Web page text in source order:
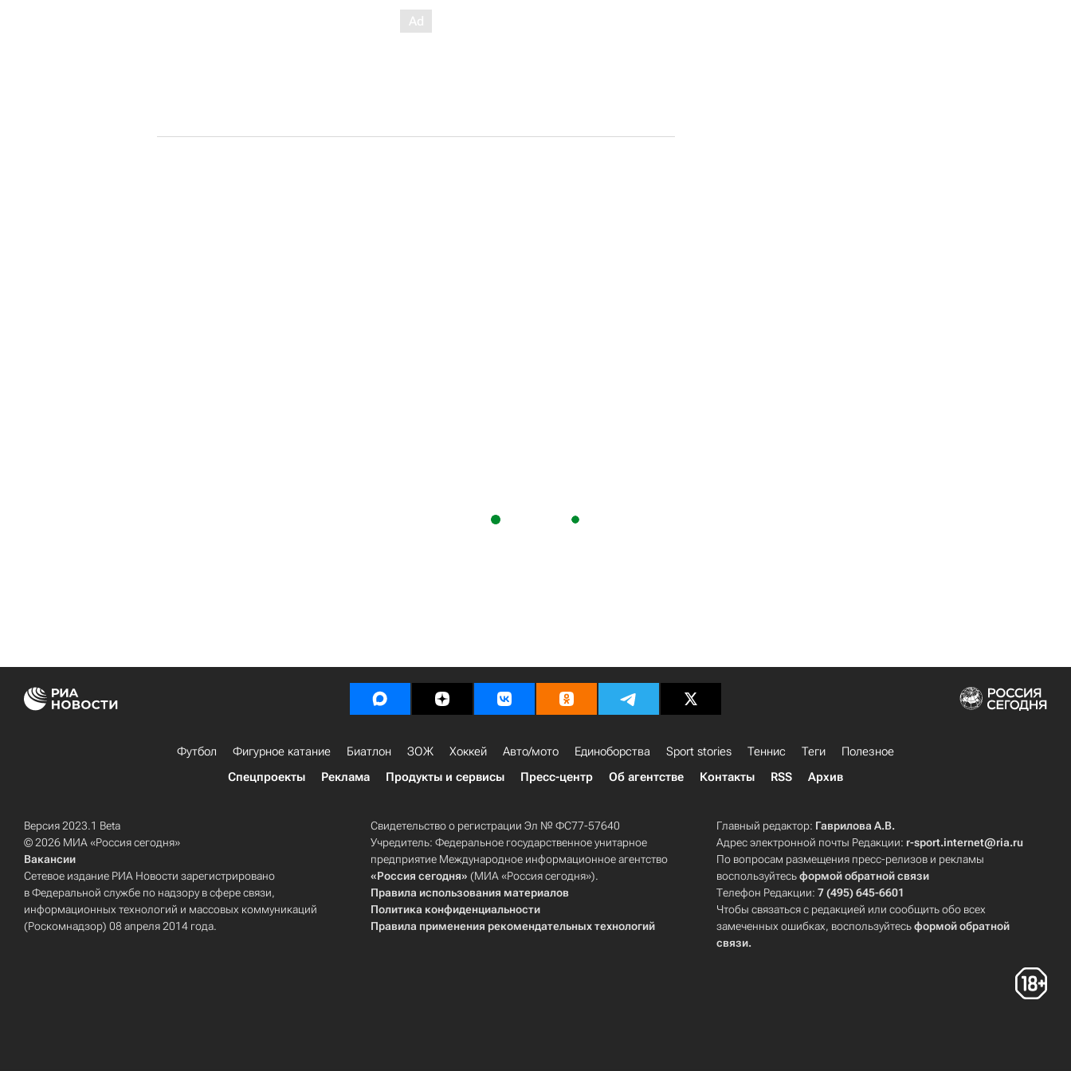
Футбол Фигурное катание Биатлон ЗОЖ Хоккей Авто/мото Единоборства Sport stories Теннис Теги
Полезное
Спецпроекты
Реклама Продукты и сервисы Пресс-центр Об агентстве Контакты RSS Архив
Версия 2023.1 Beta
© 2026 МИА «Россия сегодня»
Вакансии
Сетевое издание РИА Новости зарегистрировано
в Федеральной службе по надзору в сфере связи,
информационных технологий и массовых коммуникаций
(Роскомнадзор) 08 апреля 2014 года.
Свидетельство о регистрации Эл № ФС77-57640
Учредитель: Федеральное государственное унитарное
предприятие Международное информационное агентство
«Россия сегодня» (МИА «Россия сегодня»).
Правила использования материалов
Политика конфиденциальности
Правила применения рекомендательных технологий
Главный редактор: Гаврилова А.В.
Адрес электронной почты Редакции: r-sport.internet@ria.ru
По вопросам размещения пресс-релизов и рекламы
воспользуйтесьформой обратной связи
Телефон Редакции:7 (495) 645-6601
Чтобы связаться с редакцией или сообщить обо всех
замеченных ошибках, воспользуйтесьформой обратной
связи.